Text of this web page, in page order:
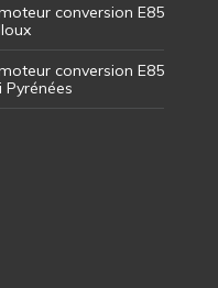
conversion E85
conversion E85